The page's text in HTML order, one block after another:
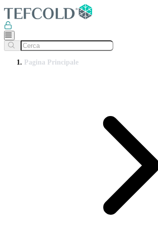
Pagina Principale